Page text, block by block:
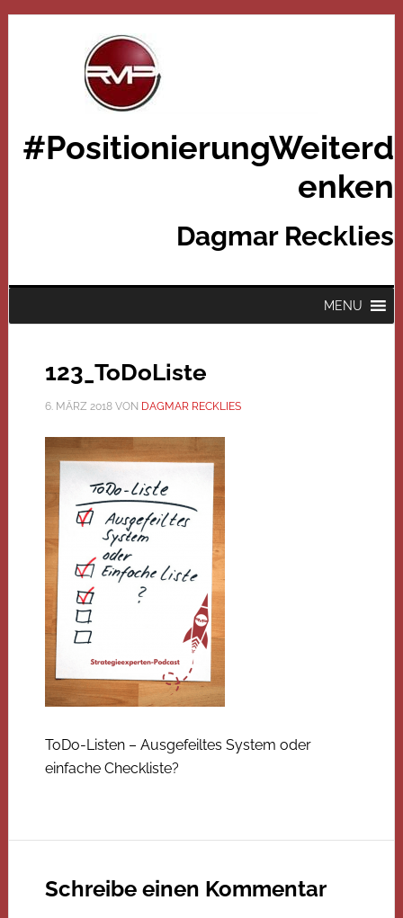
#PositionierungWeiterd
enken
Dagmar Recklies
MENU
123_ToDoListe
6. MÄRZ 2018VON DAGMAR RECKLIES
ToDo-Listen – Ausgefeiltes System oder
einfache Checkliste?
Schreibe einen Kommentar